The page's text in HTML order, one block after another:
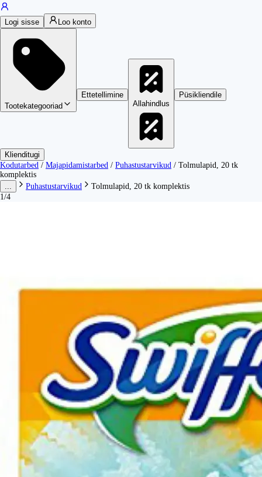
Logi sisse Loo konto
Tootekategooriad
Ettetellimine
Allahindlus
Püsikliendile
Klienditugi
Kodutarbed / Majapidamistarbed / Puhastustarvikud / Tolmulapid, 20 tk
komplektis
Puhastustarvikud
Tolmulapid, 20 tk komplektis
1/4